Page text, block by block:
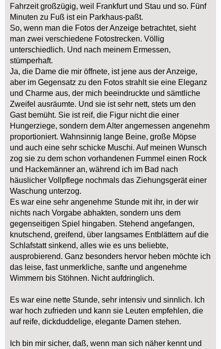
Fahrzeit großzügig, weil Frankfurt und Stau und so. Fünf
Minuten zu Fuß ist ein Parkhaus-paßt.
So, wenn man die Fotos der Anzeige betrachtet, sieht
man zwei verschiedene Fotostrecken. Völlig
unterschiedlich. Und nach meinem Ermessen,
stümperhaft.
Ja, die Dame die mir öffnete, ist jene aus der Anzeige,
aber im Gegensatz zu den Fotos strahlt sie eine Eleganz
und Charme aus, der mich beeindruckte und sämtliche
Zweifel ausräumte. Und sie ist sehr nett, stets um den
Gast bemüht. Sie ist reif, die Figur nicht die einer
Hungerziege, sondern dem Alter angemessen angenehm
proportioniert. Wahnsinnig lange Beine, große Möpse
und auch eine sehr schicke Muschi. Auf meinen Wunsch
zog sie zu dem schon vorhandenen Fummel einen Rock
und Hackemänner an, während ich im Bad nach
häuslicher Vollpflege nochmals das Ziehungsgerät einer
Waschung unterzog.
Es war eine sehr angenehme Stunde mit ihr, in der wir
nichts nach Vorgabe abhakten, sondern uns dem
gegenseitigen Spiel hingaben. Stehend angefangen,
knutschend, greifend, über langsames Entblättern auf die
Schlafstatt sinkend, alles wie es uns beliebte,
ausprobierend. Ganz besonders hervor heben möchte ich
das leise, fast unmerkliche, sanfte und angenehme
Wimmern bis Stöhnen. Nicht aufdringlich.
Es war eine nette Stunde, sehr intensiv und sinnlich. Ich
war hoch zufrieden und kann sie Leuten empfehlen, die
auf reife, dickduddelige, elegante Damen stehen.
Ich bin mir sicher, daß, wenn man sich näher kennt und